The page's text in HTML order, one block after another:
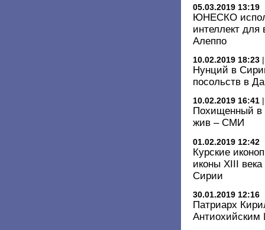
05.03.2019 13:19
ЮНЕСКО
интеллект для
Алеппо
10.02.2019 18:23
Нунций в
посольств в
10.02.2019 16:41
Похищенный в
жив – СМИ
01.02.2019 12:42
Курские
иконы XIII
Сирии
30.01.2019 12:16
Патриарх
Антиохийским